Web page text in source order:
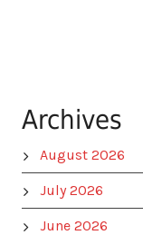
Archives
August 2026
July 2026
June 2026